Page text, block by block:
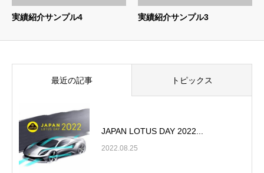
実績紹介サンプル4 実績紹介サンプル3
最近の記事 トピックス
JAPAN LOTUS DAY 2022...
2022.08.25